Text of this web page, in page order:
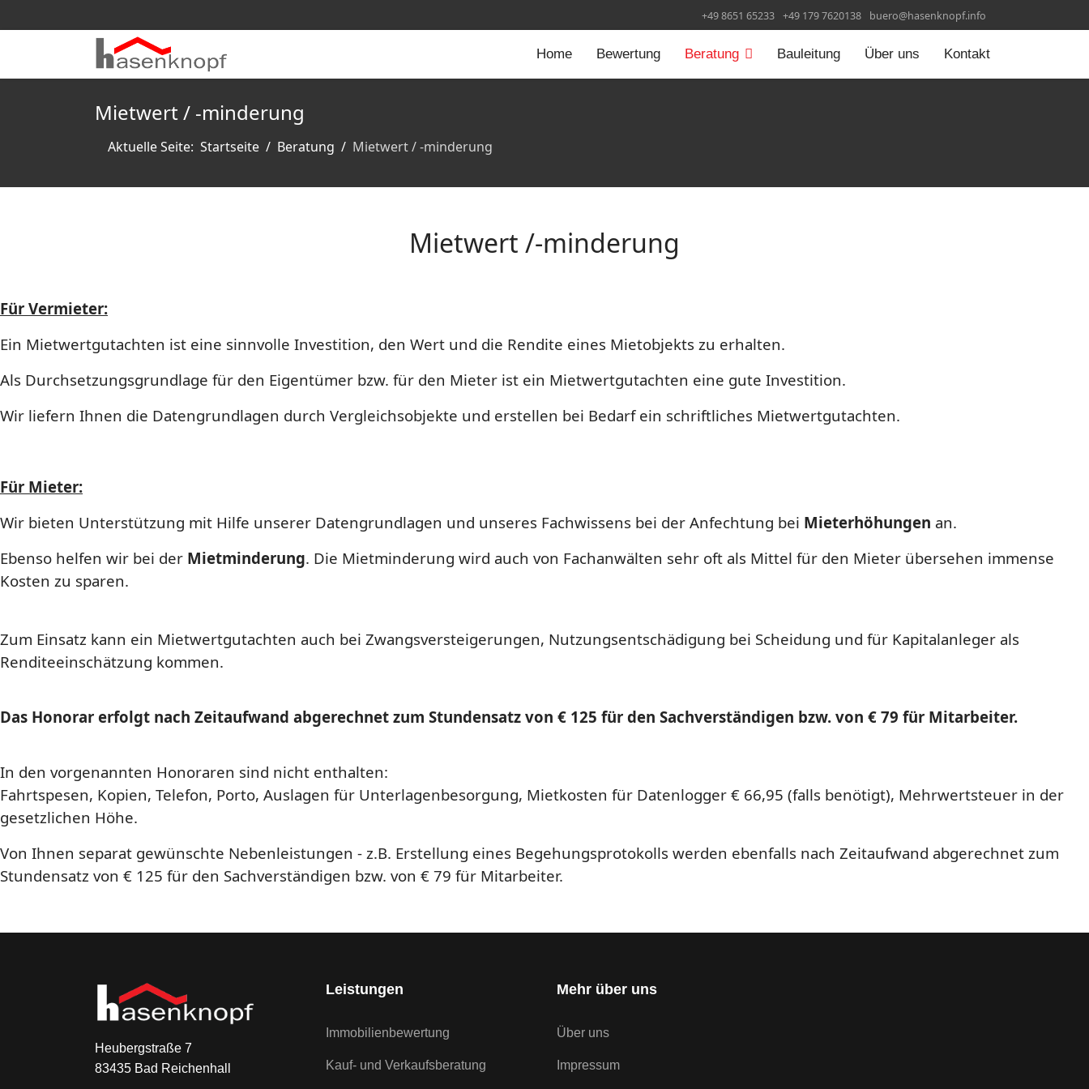
+49 8651 65233 +49 179 7620138 buero@hasenknopf.info
Home Bewertung Beratung Bauleitung Über uns Kontakt
Mietwert / -minderung
Aktuelle Seite: Startseite Beratung Mietwert / -minderung
Mietwert /-minderung
Für Vermieter:
Ein Mietwertgutachten ist eine sinnvolle Investition, den Wert und die Rendite eines Mietobjekts zu erhalten.
Als Durchsetzungsgrundlage für den Eigentümer bzw. für den Mieter ist ein Mietwertgutachten eine gute Investition.
Wir liefern Ihnen die Datengrundlagen durch Vergleichsobjekte und erstellen bei Bedarf ein schriftliches Mietwertgutachten.
Für Mieter:
Wir bieten Unterstützung mit Hilfe unserer Datengrundlagen und unseres Fachwissens bei der Anfechtung bei Mieterhöhungen an.
Ebenso helfen wir bei der Mietminderung. Die Mietminderung wird auch von Fachanwälten sehr oft als Mittel für den Mieter übersehen immense
Kosten zu sparen.
Zum Einsatz kann ein Mietwertgutachten auch bei Zwangsversteigerungen, Nutzungsentschädigung bei Scheidung und für Kapitalanleger als
Renditeeinschätzung kommen.
Das Honorar erfolgt nach Zeitaufwand abgerechnet zum Stundensatz von € 125 für den Sachverständigen bzw. von € 79 für Mitarbeiter.
In den vorgenannten Honoraren sind nicht enthalten:
Fahrtspesen, Kopien, Telefon, Porto, Auslagen für Unterlagenbesorgung, Mietkosten für Datenlogger € 66,95 (falls benötigt), Mehrwertsteuer in der
gesetzlichen Höhe.
Von Ihnen separat gewünschte Nebenleistungen - z.B. Erstellung eines Begehungsprotokolls werden ebenfalls nach Zeitaufwand abgerechnet zum
Stundensatz von € 125 für den Sachverständigen bzw. von € 79 für Mitarbeiter.
Heubergstraße 7
83435 Bad Reichenhall
Leistungen
Immobilienbewertung
Kauf- und Verkaufsberatung
Mehr über uns
Über uns
Impressum